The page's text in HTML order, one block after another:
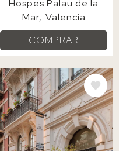
Hospes Palau de la
Mar Valencia
COMPRAR